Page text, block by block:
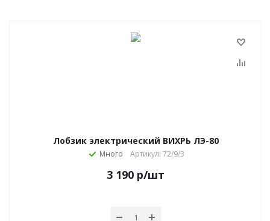
Лобзик электрический ВИХРЬ ЛЭ-80
Много Артикул: 72/9/3
3 190 р/шт